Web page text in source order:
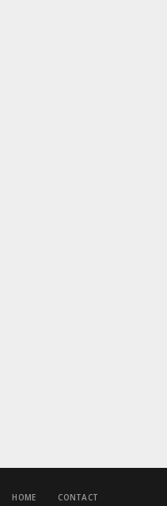
HOME CONTACT